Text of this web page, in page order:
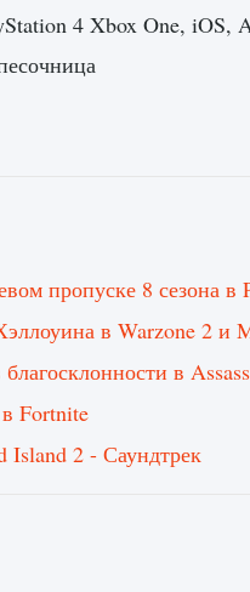
4 Xbox One, iOS,
пропуске 8 сезона в
в Warzone 2 и
в
Fortnite
Island 2 - Саундтрек